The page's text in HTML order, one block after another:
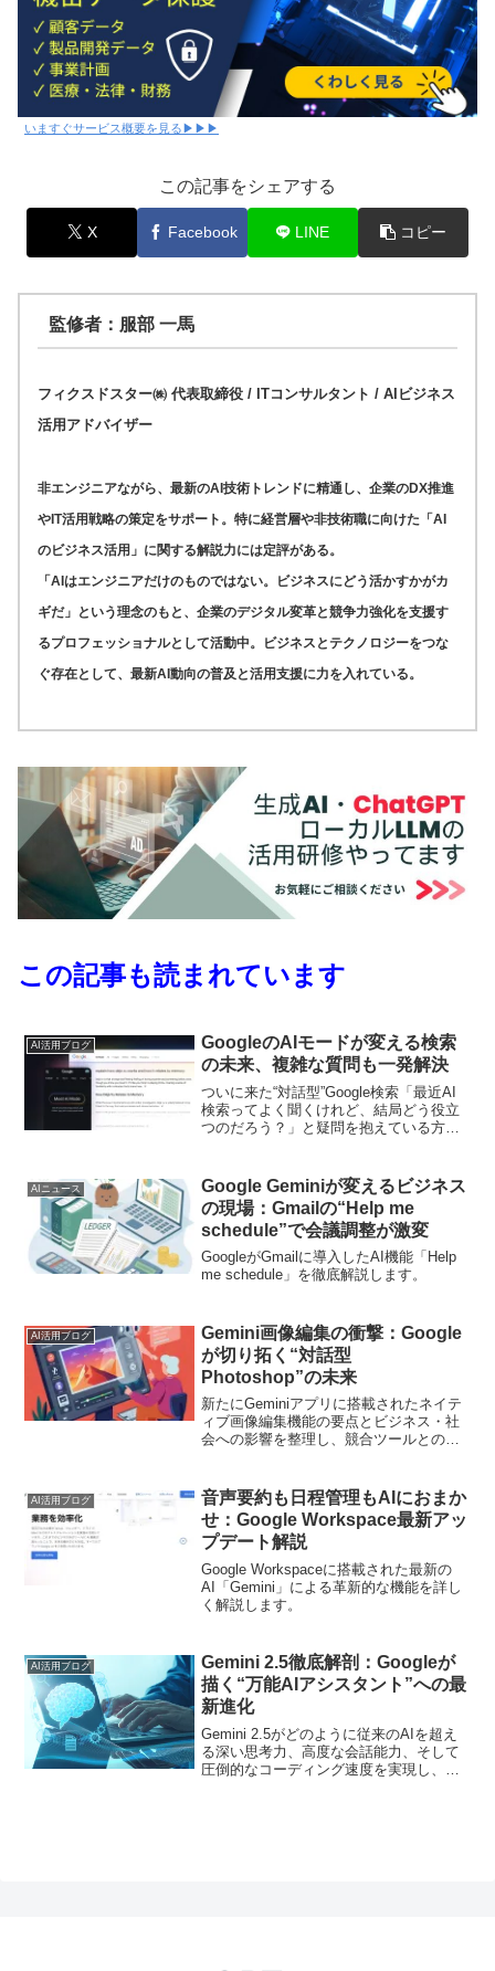
いますぐサービス概要を見る▶▶▶
この記事をシェアする
X Facebook LINE コピー
監修者：服部 一馬
フィクスドスター㈱ 代表取締役 / ITコンサルタント / AIビジネス
活用アドバイザー
非エンジニアながら、最新のAI技術トレンドに精通し、企業のDX推進
やIT活用戦略の策定をサポート。特に経営層や非技術職に向けた「AI
のビジネス活用」に関する解説力には定評がある。
「AIはエンジニアだけのものではない。ビジネスにどう活かすかがカ
ギだ」という理念のもと、企業のデジタル変革と競争力強化を支援す
るプロフェッショナルとして活動中。ビジネスとテクノロジーをつな
ぐ存在として、最新AI動向の普及と活用支援に力を入れている。
この記事も読まれています
AI活用ブログ
GoogleのAIモードが変える検索
の未来、複雑な質問も一発解決
ついに来た“対話型”Google検索「最近AI
検索ってよく聞くけれど、結局どう役立
つのだろう？」と疑問を抱えている方も
だキーワードを打ち込むだけの従来の検
索よ...
AIニュース
Google Geminiが変えるビジネス
の現場：Gmailの“Help me
schedule”で会議調整が激変
GoogleがGmailに導入したAI機能「Help
me schedule」を徹底解説します。
AI活用ブログ
Gemini画像編集の衝撃：Google
が切り拓く“対話型
Photoshop”の未来
新たにGeminiアプリに搭載されたネイテ
ィブ画像編集機能の要点とビジネス・社
会への影響を整理し、競合ツールとの比
AI活用ブログ
音声要約も日程管理もAIにおまか
せ：Google Workspace最新アッ
プデート解説
Google Workspaceに搭載された最新の
AI「Gemini」による革新的な機能を詳し
く解説します。
AI活用ブログ
Gemini 2.5徹底解剖：Googleが
描く“万能AIアシスタント”への最
新進化
Gemini 2.5がどのように従来のAIを超え
る深い思考力、高度な会話能力、そして
圧倒的なコーディング速度を実現し、私